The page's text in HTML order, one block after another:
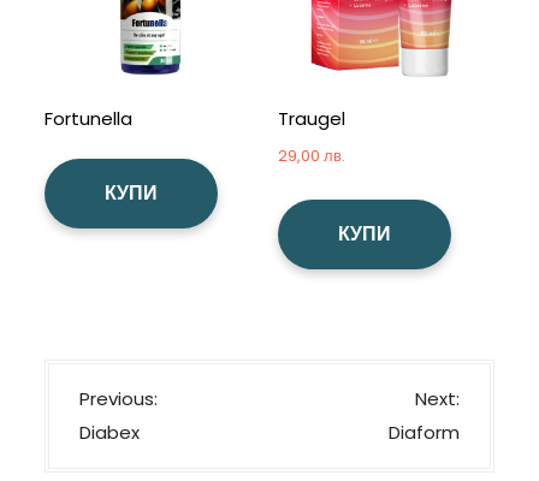
Fortunella
КУПИ
Traugel
29,00лв.
КУПИ
Н
а
Previous:
Diabex
Next:
Diaform